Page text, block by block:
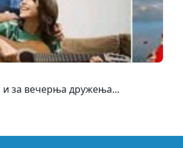
и за вечерња дружења...